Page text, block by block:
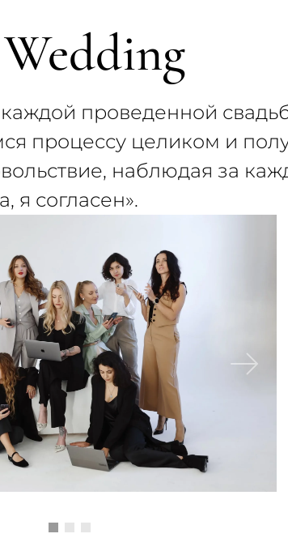
проведенной
процессу целиком и
наблюдая за
я согласен».